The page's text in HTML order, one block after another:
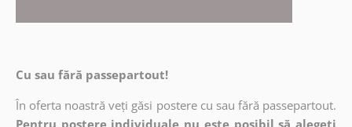
Cu sau fără passepartout!
În oferta noastră veți găsi postere cu sau fără passepartout.